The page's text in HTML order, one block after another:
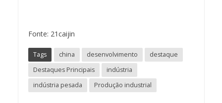
Fonte: 21caijin
Tags china desenvolvimento
destaque
Destaques Principais
indústria
indústria pesada
Produção industrial